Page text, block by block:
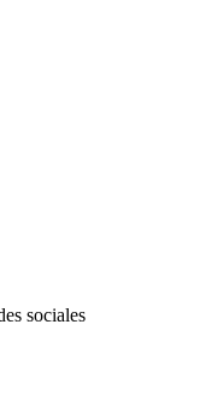
sociales